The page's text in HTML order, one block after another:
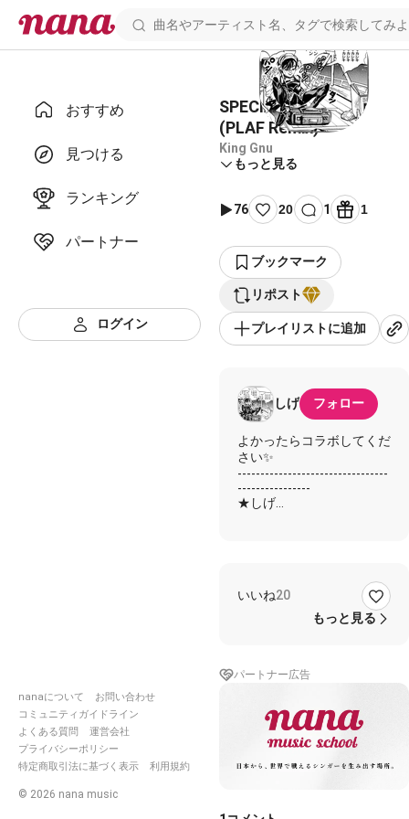
おすすめ
見つける
ランキング
パートナー
ログイン
nanaについて
お問い合わせ
コミュニティガイドライン
よくある質問
運営会社
プライバシーポリシー
特定商取引法に基づく表示
利用規約
© 2026 nana music
SPECIALZ コラボ用
(PLAF Remix)
King Gnu
もっと見る
76 20 1 1
ブックマーク
リポスト
プレイリストに追加
しげ フォロー
よかったらコラボしてくだ
さい✨
---------------------------------
----------------
★しげ
☆東京前線興の都
★往生際の際際で足掻きま
謳い続けましょう
如何痴れ者も如何余所者
心燃える一挙手一投足
いいね20
もっと見る
パートナー広告